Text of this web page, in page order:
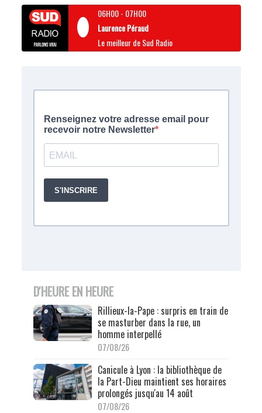
06H00- 07H00
Laurence Péraud
Le meilleur de Sud Radio
D'HEURE EN HEURE
Rillieux-la-Pape : surpris en train de
se masturber dans la rue, un
homme interpellé
07/08/26
Canicule à Lyon : la bibliothèque de
la Part-Dieu maintient ses horaires
prolongés jusqu'au 14 août
07/08/26